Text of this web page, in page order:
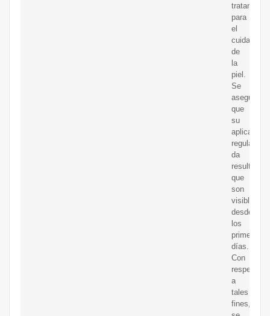
para
el
cuidado
de
la
piel.
Se
asegura
que
su
aplicación
regular
da
resultados
que
son
visibles
desde
los
primeros
días.
Con
respecto
a
tales
fines,